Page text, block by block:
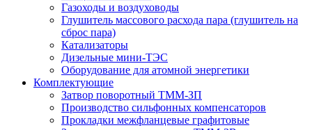
Газоходы и воздуховоды
Глушитель массового расхода пара (глушитель на
сброс пара)
Катализаторы
Дизельные мини-ТЭС
Оборудование для атомной энергетики
Комплектующие
Затвор поворотный ТММ-ЗП
Производство сильфонных компенсаторов
Прокладки межфланцевые графитовые